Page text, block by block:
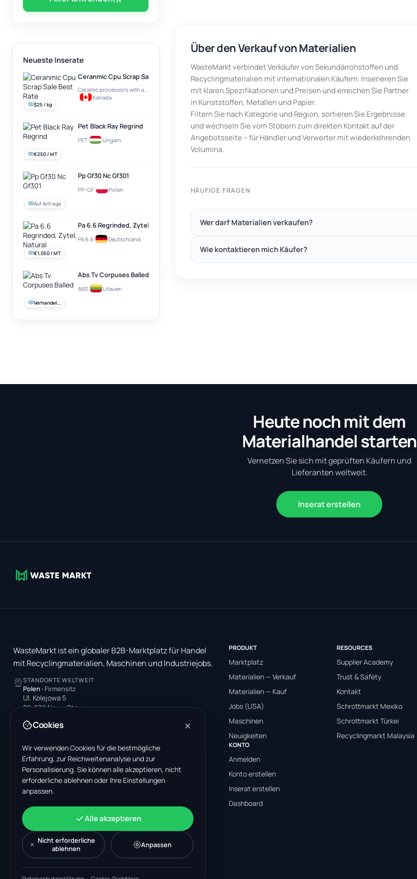
Neueste Inserate
$25 / kg
Ceranmic Cpu Scrap Sale Best Rate
·
Kanada
€250 / MT
Pet Black Ray Regrind
PET· Ungarn
Auf Anfrage
Pp Gf30 Nc Gf301
PP-GF· Polen
€1,050 / MT
Pa 6.6 Regrinded, Zytel, Natural
PA 6.6· Deutschland
Verhandelbar
Abs Tv Corpuses Balled
ABS· Litauen
Über den Verkauf von Materialien
WasteMarkt verbindet Verkäufer von Sekundärrohstoffen und
Recyclingmaterialien mit internationalen Käufern. Inserieren Sie
mit klaren Spezifikationen und Preisen und erreichen Sie Partner
in Kunststoffen, Metallen und Papier.
Filtern Sie nach Kategorie und Region, sortieren Sie Ergebnisse
und wechseln Sie vom Stöbern zum direkten Kontakt auf der
Angebotsseite – für Händler und Verwerter mit wiederkehrenden
Volumina.
HÄUFIGE FRAGEN
Wer darf Materialien verkaufen?
Wie kontaktieren mich Käufer?
Heute noch mit dem
Materialhandel starten
Vernetzen Sie sich mit geprüften Käufern und
Lieferanten weltweit.
Inserat erstellen
WasteMarkt ist ein globaler B2B-Marktplatz für Handel
mit Recyclingmaterialien, Maschinen und Industriejobs.
STANDORTE WELTWEIT
Polen · Firmensitz
Ul. Kolejowa 5
82-230 Nowy Staw
4378 Park Blvd N
Pinellas Park, FL 33781-3536
United States
Indien
A-199, Sector 63
Noida, Uttar Pradesh 201301
India
+48 606 662 650
support@wastemarkt.com
office@wastemarkt.com
PRODUKT
Marktplatz
Materialien — Verkauf
Materialien — Kauf
Jobs (USA)
Maschinen
Neuigkeiten
RESOURCES
Supplier Academy
Trust & Safety
Kontakt
Schrottmarkt Mexiko
Schrottmarkt Türkei
Recyclingmarkt Malaysia
KONTO
Anmelden
Konto erstellen
Inserat erstellen
Dashboard
Cookies
Wir verwenden Cookies für die bestmögliche
Erfahrung, zur Reichweitenanalyse und zur
Personalisierung. Sie können alle akzeptieren, nicht
erforderliche ablehnen oder Ihre Einstellungen
anpassen.
Alle akzeptieren
Nicht erforderliche
ablehnen
Anpassen